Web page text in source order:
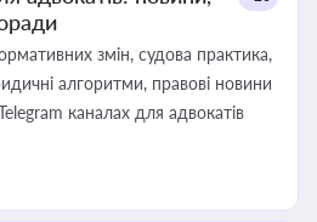
змін, судова практика,
алгоритми, правові новини
каналах для адвокатів